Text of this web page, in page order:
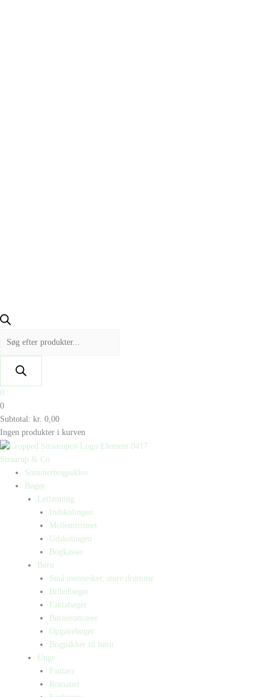
0
0
Subtotal: kr. 0,00
Ingen produkter i kurven
Straarup & Co
Sommerbogpakker
Bøger
Letlæsning
Indskolingen
Mellemtrinnet
Udskolingen
Bogkasser
Børn
Små mennesker, store drømme
Billedbøger
Faktabøger
Børneromaner
Opgavebøger
Bogpakker til børn
Unge
Fantasy
Romaner